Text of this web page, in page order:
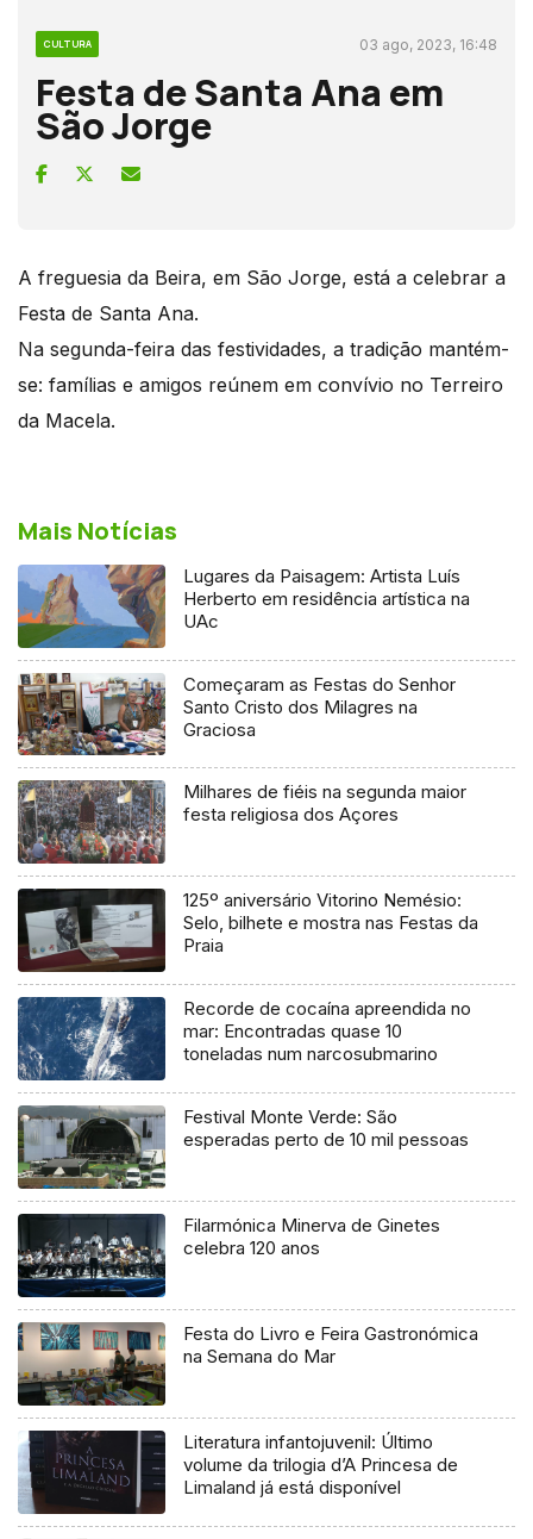
CULTURA 03 ago, 2023, 16:48
Festa de Santa Ana em
São Jorge
A freguesia da Beira, em São Jorge, está a celebrar a
Festa de Santa Ana.
Na segunda-feira das festividades, a tradição mantém-
se: famílias e amigos reúnem em convívio no Terreiro
da Macela.
Mais Notícias
Lugares da Paisagem: Artista Luís
Herberto em residência artística na
UAc
Começaram as Festas do Senhor
Santo Cristo dos Milagres na
Graciosa
Milhares de fiéis na segunda maior
festa religiosa dos Açores
125º aniversário Vitorino Nemésio:
Selo, bilhete e mostra nas Festas da
Praia
Recorde de cocaína apreendida no
mar: Encontradas quase 10
toneladas num narcosubmarino
Festival Monte Verde: São
esperadas perto de 10 mil pessoas
Filarmónica Minerva de Ginetes
celebra 120 anos
Festa do Livro e Feira Gastronómica
na Semana do Mar
Literatura infantojuvenil: Último
volume da trilogia d’A Princesa de
Limaland já está disponível